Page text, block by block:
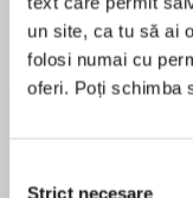
un site, ca tu să ai
folosi numai cu
oferi. Poți schimba
Strict necesare
de...
Dani Francis
Băieții buni se